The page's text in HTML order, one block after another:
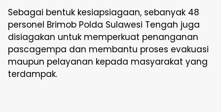
Sebagai bentuk kesiapsiagaan, sebanyak 48
personel Brimob Polda Sulawesi Tengah juga
disiagakan untuk memperkuat penanganan
pascagempa dan membantu proses evakuasi
maupun pelayanan kepada masyarakat yang
terdampak.